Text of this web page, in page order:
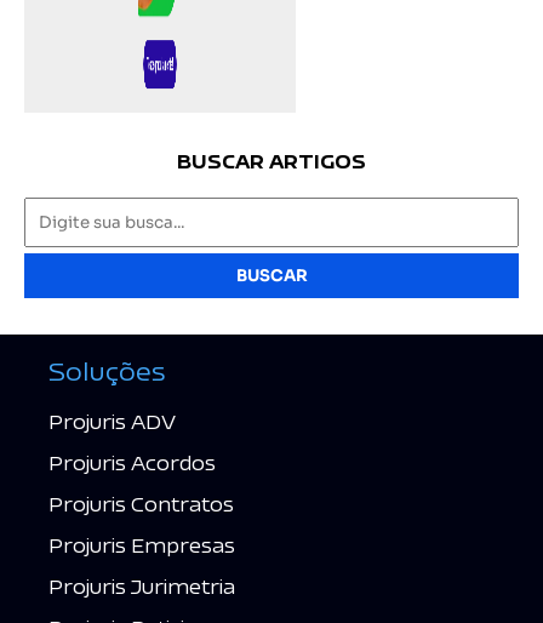
BUSCAR ARTIGOS
BUSCAR
Soluções
Projuris ADV
Projuris Acordos
Projuris Contratos
Projuris Empresas
Projuris Jurimetria